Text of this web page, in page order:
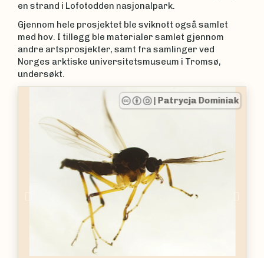
en strand i Lofotodden nasjonalpark.
Gjennom hele prosjektet ble sviknott også samlet
med hov. I tillegg ble materialer samlet gjennom
andre artsprosjekter, samt fra samlinger ved
Norges arktiske universitetsmuseum i Tromsø,
undersøkt.
| Patrycja Dominiak